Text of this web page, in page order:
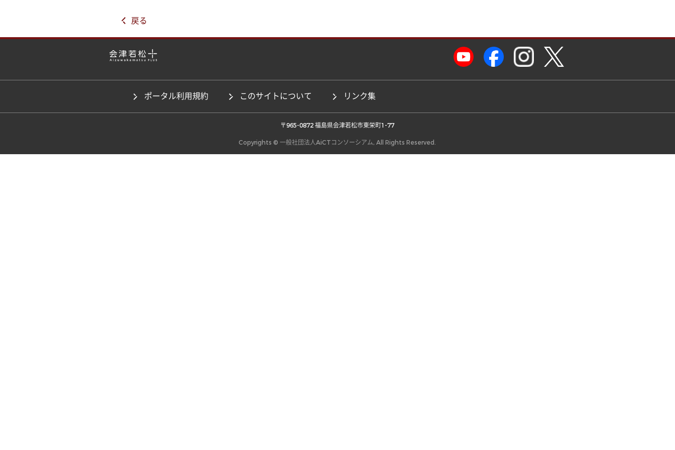
戻る
ポータル利用規約 このサイトについて リンク集
〒965-0872 福島県会津若松市東栄町1-77
Copyrights © 一般社団法人AiCTコンソーシアム, All Rights Reserved.